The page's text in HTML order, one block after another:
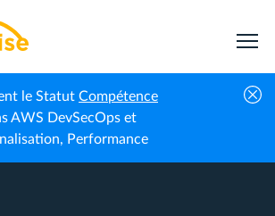
le Statut Compétence
AWS DevSecOps et
Performance
Conformité des Données Simplifiée pour
IBM Db2